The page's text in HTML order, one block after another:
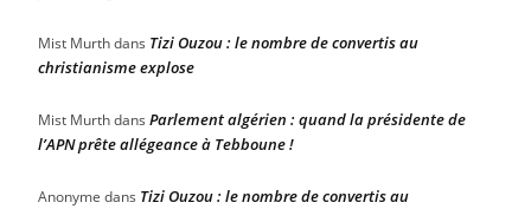
Mist Murthdans Tizi Ouzou : le nombre de convertis au
christianisme explose
Mist Murthdans Parlement algérien : quand la présidente de
l’APN prête allégeance à Tebboune !
Anonyme dans Tizi Ouzou : le nombre de convertis au